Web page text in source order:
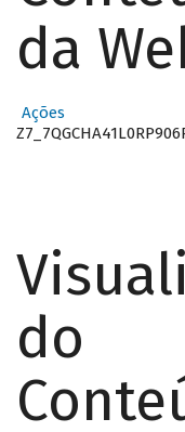
da
Ações
do